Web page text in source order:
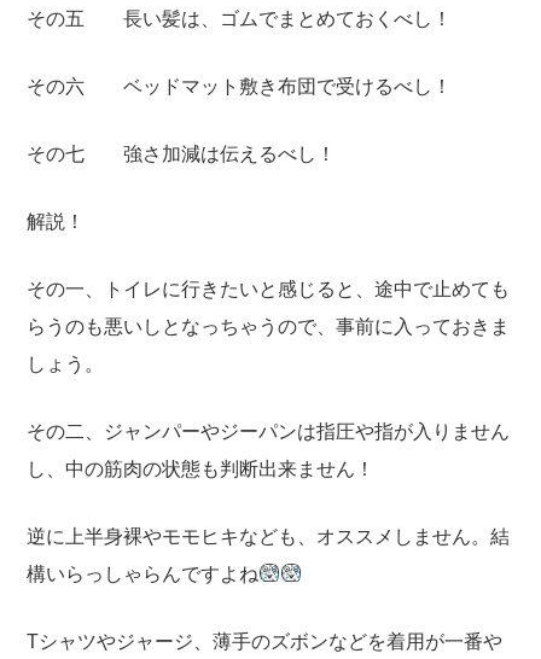
その五 長い髪は、ゴムでまとめておくべし！
その六 ベッドマット敷き布団で受けるべし！
その七 強さ加減は伝えるべし！
解説！
その一、トイレに行きたいと感じると、途中で止めても
らうのも悪いしとなっちゃうので、事前に入っておきま
しょう。
その二、ジャンパーやジーパンは指圧や指が入りません
し、中の筋肉の状態も判断出来ません！
逆に上半身裸やモモヒキなども、オススメしません。結
構いらっしゃらんですよね
Tシャツやジャージ、薄手のズボンなどを着用が一番や